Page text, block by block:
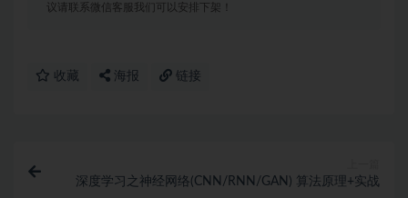
议请联系微信客服我们可以安排下架！
收藏 海报 链接
深度学习之神经网络(CNN/RNN/GAN) 算法原理+实战